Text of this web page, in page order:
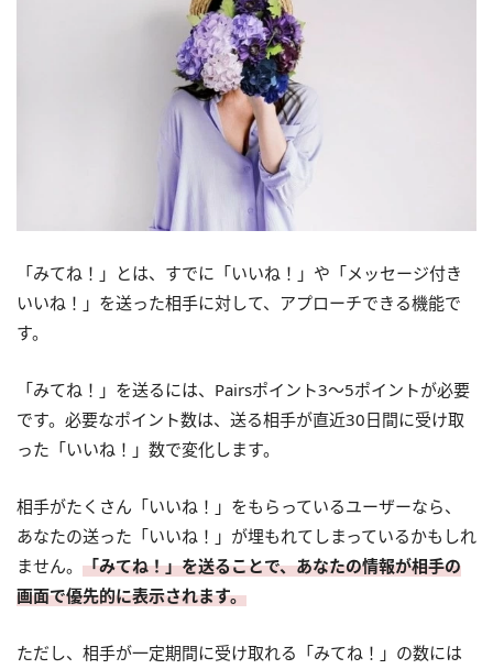
「みてね！」とは、すでに「いいね！」や「メッセージ付き
いいね！」を送った相手に対して、アプローチできる機能で
す。
「みてね！」を送るには、Pairsポイント3～5ポイントが必要
です。必要なポイント数は、送る相手が直近30日間に受け取
った「いいね！」数で変化します。
相手がたくさん「いいね！」をもらっているユーザーなら、
あなたの送った「いいね！」が埋もれてしまっているかもしれ
ません。 「みてね！」を送ることで、あなたの情報が相手の
画面で優先的に表示されます。
ただし、相手が一定期間に受け取れる「みてね！」の数には